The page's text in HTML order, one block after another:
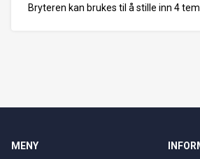
Bryteren kan brukes til å stille inn 4
MENY